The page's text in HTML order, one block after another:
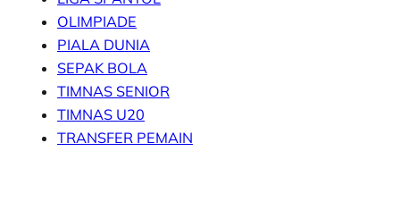
OLIMPIADE
PIALA DUNIA
SEPAK BOLA
TIMNAS SENIOR
TIMNAS U20
TRANSFER PEMAIN